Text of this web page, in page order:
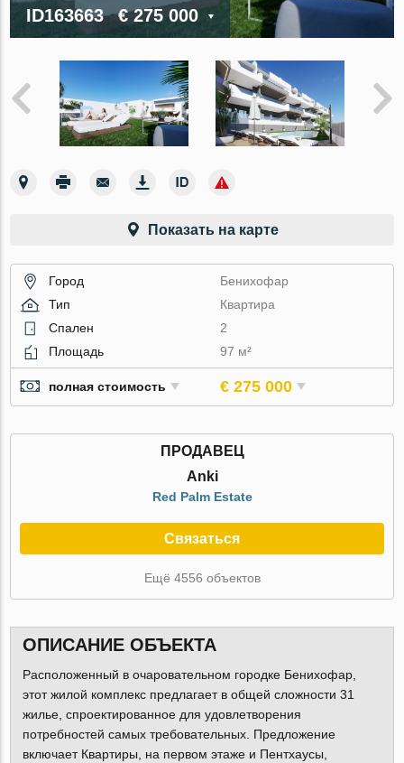
ID163663 € 275 000
Показать на карте
Город
Бенихофар
Тип
Квартира
Спален
2
Площадь
97 м²
полная стоимость € 275 000
ПРОДАВЕЦ
Anki
Red Palm Estate
Связаться
Ещё 4556 объектов
ОПИСАНИЕ ОБЪЕКТА
Расположенный в очаровательном городке Бенихофар,
этот жилой комплекс предлагает в общей сложности 31
жилье, спроектированное для удовлетворения
потребностей самых требовательных. Предложение
включает Квартиры, на первом этаже и Пентхаусы,